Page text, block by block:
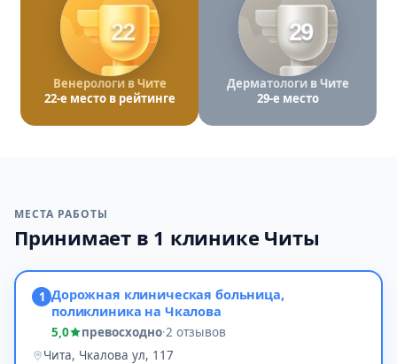
22
Венерологи в Чите
22-е место в рейтинге
29
Дерматологи в Чите
29-е место
МЕСТА РАБОТЫ
Принимает в 1 клинике Читы
1 Дорожная клиническая больница,
поликлиника на Чкалова
5,0 превосходно·2 отзывов
Чита, Чкалова ул, 117